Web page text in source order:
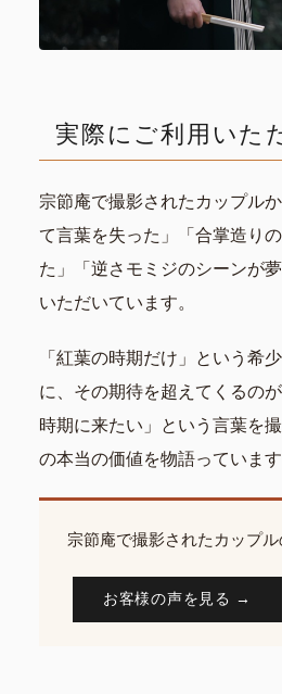
実際にご利用いた
宗節庵で撮影されたカップル
て言葉を失った」「合掌造り
た」「逆さモミジのシーンが
いただいています。
「紅葉の時期だけ」という希
に、その期待を超えてくるの
時期に来たい」という言葉を
の本当の価値を物語っています
宗節庵で撮影されたカップ
お客様の声を見る →